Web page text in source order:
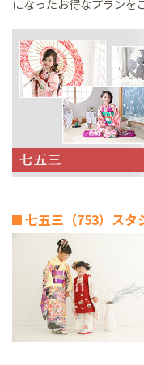
になったお得なプランを
七五三（753）スタ